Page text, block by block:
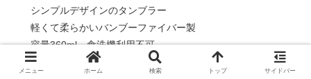
シンプルデザインのタンブラー
軽くて柔らかいバンブーファイバー製
容量360ml、食洗機利用不可
まとめ
メニュー ホーム 検索 トップ サイドバー